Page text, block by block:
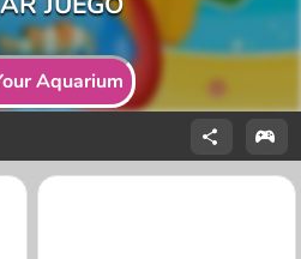
Aquarium